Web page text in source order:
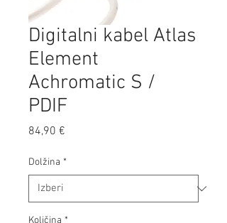
Digitalni kabel Atlas
Element
Achromatic S /
PDIF
84,90 €
Dolžina *
Količina *